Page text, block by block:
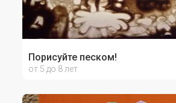
Порисуйте песком!
от 5 до 8 лет